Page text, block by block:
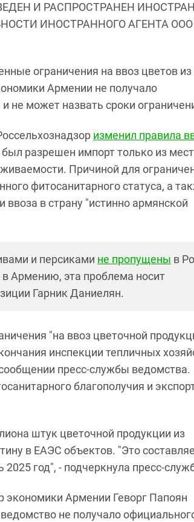
И РАСПРОСТРАНЕН
ИНОСТРАННОГО АГЕНТА ООО
ограничения на ввоз цветов из
Армении не получало
не может назвать сроки
изменил правила
разрешен импорт только из мест
Причиной для
фитосанитарного статуса, а
ввоза в страну "истинно армянской
и персиками не пропущены в
Армению, эта проблема носит
Гарник Даниелян.
"на ввоз цветочной
инспекции тепличных
пресс-службы ведомства.
благополучия и
штук цветочной продукции из
в ЕАЭС объектов. "Это
год", - подчеркнула пресс-
экономики Армении Геворг Папоян
не получало